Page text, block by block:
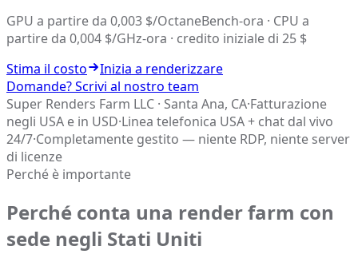
GPU a partire da 0,003 $/OctaneBench-ora · CPU a
partire da 0,004 $/GHz-ora · credito iniziale di 25 $
Stima il costo
Inizia a renderizzare
Domande? Scrivi al nostro team
Super Renders Farm LLC · Santa Ana, CA·Fatturazione
negli USA e in USD·Linea telefonica USA + chat dal vivo
24/7·Completamente gestito — niente RDP, niente server
di licenze
Perché è importante
Perché conta una render farm con
sede negli Stati Uniti